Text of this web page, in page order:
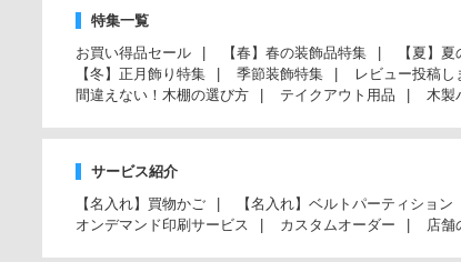
特集一覧
お買い得品セール
【春】春の装飾品特集 【夏】
【冬】正月飾り特集
季節装飾特集 レビュー投稿し
間違えない！木棚の選び方
テイクアウト用品 木製
サービス紹介
【名入れ】買物かご
【名入れ】ベルトパーティション
オンデマンド印刷サービス
カスタムオーダー 店舗